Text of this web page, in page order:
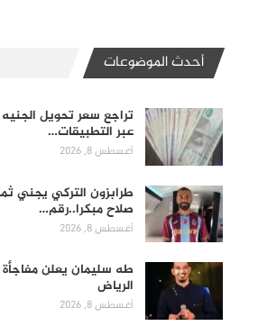
أحدث الموضوعات
تراجع سعر تحويل
عبر التطبيقات…
أغسطس 8, 2026
طرابزون التركي يجني
صلاح مبكرا..رقم…
أغسطس 8, 2026
طه سليمان يعلن
الرياض
أغسطس 8, 2026